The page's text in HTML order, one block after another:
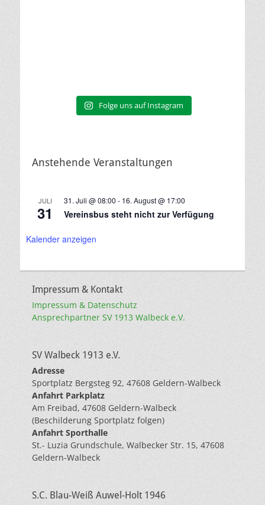
Folge uns auf Instagram
Anstehende Veranstaltungen
JULI
31
31. Juli @ 08:00 - 16. August @ 17:00
Vereinsbus steht nicht zur Verfügung
Kalender anzeigen
Impressum & Kontakt
Impressum & Datenschutz
Ansprechpartner SV 1913 Walbeck e.V.
SV Walbeck 1913 e.V.
Adresse
Sportplatz Bergsteg 92, 47608 Geldern-Walbeck
Anfahrt Parkplatz
Am Freibad, 47608 Geldern-Walbeck
(Beschilderung Sportplatz folgen)
Anfahrt Sporthalle
St.- Luzia Grundschule, Walbecker Str. 15, 47608
Geldern-Walbeck
S.C. Blau-Weiß Auwel-Holt 1946